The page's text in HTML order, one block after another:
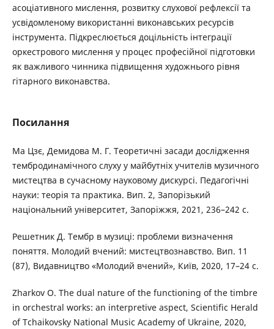
асоціативного мислення, розвитку слухової рефлексії та
усвідомленому використанні виконавських ресурсів
інструмента. Підкреслюється доцільність інтеграції
оркестрового мислення у процес професійної підготовки
як важливого чинника підвищення художнього рівня
гітарного виконавства.
Посилання
Ма Цзє, Демидова М. Г. Теоретичні засади дослідження
тембродинамічного слуху у майбутніх учителів музичного
мистецтва в сучасному науковому дискурсі. Педагогічні
науки: теорія та практика. Вип. 2, Запорізький
національний університет, Запоріжжя, 2021, 236–242 с.
Решетник Д. Тембр в музиці: проблеми визначення
поняття. Молодий вчений: мистецтвознавство. Вип. 11
(87), Видавництво «Молодий вчений», Київ, 2020, 17–24 с.
Zharkov O. The dual nature of the functioning of the timbre
in orchestral works: an interpretive aspect, Scientific Herald
of Tchaikovsky National Music Academy of Ukraine, 2020,